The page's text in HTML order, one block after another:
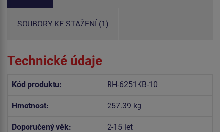
SOUBORY KE STAŽENÍ (1)
Technické údaje
Kód produktu: RH-6251KB-10
Hmotnost: 257.39 kg
Doporučený věk: 2-15 let